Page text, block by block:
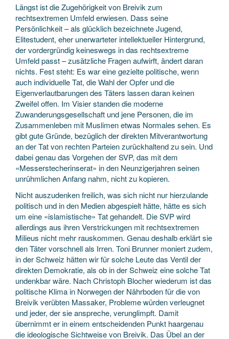
Längst ist die Zugehörigkeit von Breivik zum
rechtsextremen Umfeld erwiesen. Dass seine
Persönlichkeit – als glücklich bezeichnete Jugend,
Elitestudent, eher unerwarteter intellektueller Hintergrund,
der vordergründig keineswegs in das rechtsextreme
Umfeld passt – zusätzliche Fragen aufwirft, ändert daran
nichts. Fest steht: Es war eine gezielte politische, wenn
auch individuelle Tat, die Wahl der Opfer und die
Eigenverlautbarungen des Täters lassen daran keinen
Zweifel offen. Im Visier standen die moderne
Zuwanderungsgesellschaft und jene Personen, die im
Zusammenleben mit Muslimen etwas Normales sehen. Es
gibt gute Gründe, bezüglich der direkten Mitverantwortung
an der Tat von rechten Parteien zurückhaltend zu sein. Und
dabei genau das Vorgehen der SVP, das mit dem
«Messerstecherinserat» in den Neunzigerjahren seinen
unrühmlichen Anfang nahm, nicht zu kopieren.
Nicht auszudenken freilich, was sich nicht nur hierzulande
politisch und in den Medien abgespielt hätte, hätte es sich
um eine «islamistische» Tat gehandelt. Die SVP wird
allerdings aus ihren Verstrickungen mit rechtsextremen
Milieus nicht mehr rauskommen. Genau deshalb erklärt sie
den Täter vorschnell als Irren. Toni Brunner moniert zudem,
in der Schweiz hätten wir für solche Leute das Ventil der
direkten Demokratie, als ob in der Schweiz eine solche Tat
undenkbar wäre. Nach Christoph Blocher wiederum ist das
politische Klima in Norwegen der Nährboden für die von
Breivik verübten Massaker, Probleme würden verleugnet
und jeder, der sie anspreche, verunglimpft. Damit
übernimmt er in einem entscheidenden Punkt haargenau
die ideologische Sichtweise von Breivik. Das Übel an der